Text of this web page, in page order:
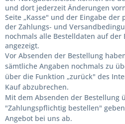
und dort jederzeit Änderungen
Seite „Kasse" und der Eingabe der
der Zahlungs- und
nochmals alle Bestelldaten auf der
angezeigt.
Vor Absenden der Bestellung
sämtliche Angaben nochmals zu
über die Funktion „zurück" des
Kauf abzubrechen.
Mit dem Absenden der Bestellung
"Zahlungspflichtig bestellen"
Angebot bei uns ab.